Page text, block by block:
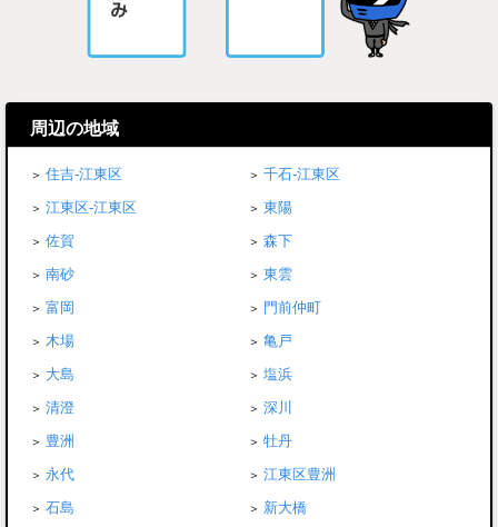
周辺の地域
住吉-江東区
千石-江東区
江東区-江東区
東陽
佐賀
森下
南砂
東雲
富岡
門前仲町
木場
亀戸
大島
塩浜
清澄
深川
豊洲
牡丹
永代
江東区豊洲
石島
新大橋